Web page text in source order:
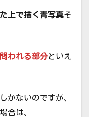
上で描く青写真そ
われる部分といえ
かないのですが、
合は、